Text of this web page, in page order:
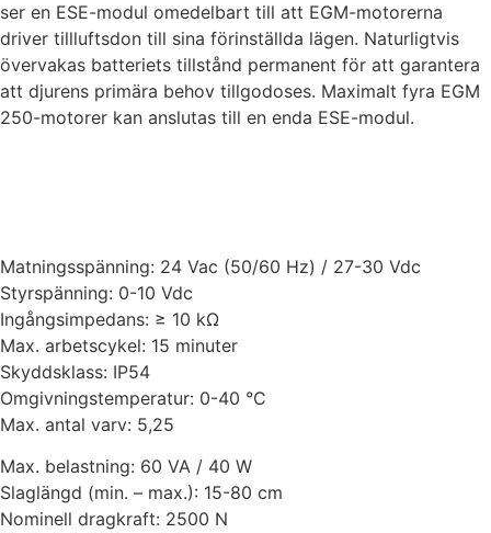
ser en ESE-modul omedelbart till att EGM-motorerna
driver tillluftsdon till sina förinställda lägen. Naturligtvis
övervakas batteriets tillstånd permanent för att garantera
att djurens primära behov tillgodoses. Maximalt fyra EGM
250-motorer kan anslutas till en enda ESE-modul.
Matningsspänning: 24 Vac (50/60 Hz) / 27-30 Vdc
Styrspänning: 0-10 Vdc
Ingångsimpedans: ≥ 10 kΩ
Max. arbetscykel: 15 minuter
Skyddsklass: IP54
Omgivningstemperatur: 0-40 °C
Max. antal varv: 5,25
Max. belastning: 60 VA / 40 W
Slaglängd (min. – max.): 15-80 cm
Nominell dragkraft: 2500 N